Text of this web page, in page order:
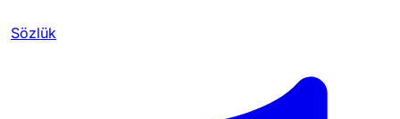
Sözlük